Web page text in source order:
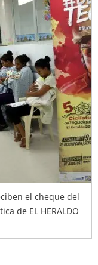
el cheque del
de EL HERALDO